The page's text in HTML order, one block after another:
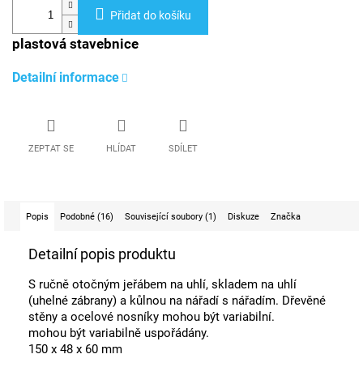
Přidat do košíku
plastová stavebnice
Detailní informace
ZEPTAT SE HLÍDAT SDÍLET
Popis Podobné (16) Související soubory (1) Diskuze Značka
Detailní popis produktu
S ručně otočným jeřábem na uhlí, skladem na uhlí
(uhelné zábrany) a kůlnou na nářadí s nářadím. Dřevěné
stěny a ocelové nosníky mohou být variabilní.
mohou být variabilně uspořádány.
150 x 48 x 60 mm